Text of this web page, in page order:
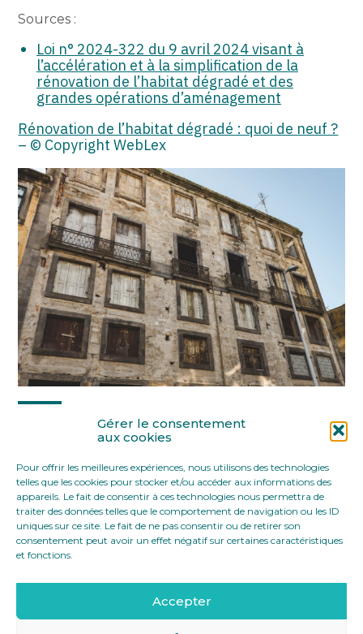
Gérer le consentement
aux cookies
Pour offrir les meilleures expériences, nous utilisons des technologies
telles que les cookies pour stocker et/ou accéder aux informations des
appareils. Le fait de consentir à ces technologies nous permettra de
traiter des données telles que le comportement de navigation ou les ID
uniques sur ce site. Le fait de ne pas consentir ou de retirer son
consentement peut avoir un effet négatif sur certaines caractéristiques
et fonctions.
Accepter
Sources :
Loi n° 2024-322 du 9 avril 2024 visant à
l’accélération et à la simplification de la
rénovation de l’habitat dégradé et des
grandes opérations d’aménagement
Rénovation de l’habitat dégradé : quoi de neuf ?
– © Copyright WebLex
FaceBook
TwitterLinkedIn